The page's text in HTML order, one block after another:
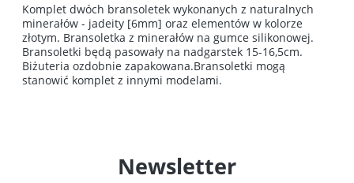
Komplet dwóch bransoletek wykonanych z naturalnych
minerałów - jadeity [6mm] oraz elementów w kolorze
złotym. Bransoletka z minerałów na gumce silikonowej.
Bransoletki będą pasowały na nadgarstek 15-16,5cm.
Biżuteria ozdobnie zapakowana.Bransoletki mogą
stanowić komplet z innymi modelami.
Newsletter